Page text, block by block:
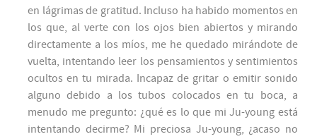
en lágrimas de gratitud. Incluso ha habido momentos en
los que, al verte con los ojos bien abiertos y mirando
directamente a los míos, me he quedado mirándote de
vuelta, intentando leer los pensamientos y sentimientos
ocultos en tu mirada. Incapaz de gritar o emitir sonido
alguno debido a los tubos colocados en tu boca, a
menudo me pregunto: ¿qué es lo que mi Ju-young está
intentando decirme? Mi preciosa Ju-young, ¿acaso no